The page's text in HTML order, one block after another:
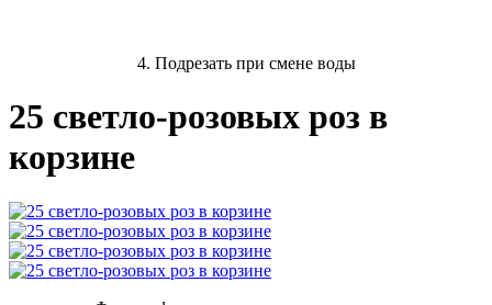
4. Подрезать при смене воды
25 светло-розовых роз в
корзине